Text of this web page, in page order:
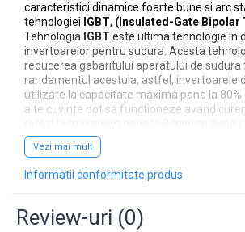
Accesorii / consumabile
Duza taiere
Becuri sudura
Opritor flacara
Reductor presiune
Electrozi sudura
Electrozi incarcare dura
caracteristici dinamice foarte bune si arc
tehnologiei IGBT, (Insulated-Gate
Tehnologia IGBT este ultima tehnologie in
invertoarelor pentru sudura. Acesta
reducerea gabaritului aparatului de sudura
randamentul acestuia, astfel, invertoarele
utilizate la capacitate maxima pana la 80%
alte cuvinte pot sa functioneze avand
pauza de numai 2 minute pentru racire,
tehnogia IGBT a permis
Nota:
in care aparatul functioneaza fara
pericolul supraincalzirii. Se calculeaza
Vezi mai mult
Informatii conformitate produs
Review-uri (0)